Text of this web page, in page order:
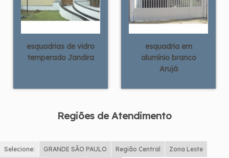
esquadrias de vidro
temperado Jandira
esquadria em
alumínio branco
Arujá
Regiões de Atendimento
Selecione: GRANDE SÃO PAULO Região Central Zona Leste